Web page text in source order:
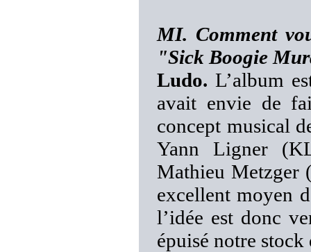
MI. Comment
"Sick Boogie
Ludo. L’album
avait envie de
concept musical
Yann Ligner
Mathieu Metzger
excellent moyen
l’idée est donc
épuisé notre stock